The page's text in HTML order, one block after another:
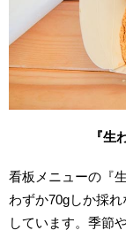
『生
看板メニューの『
わずか70gしか採
しています。季節